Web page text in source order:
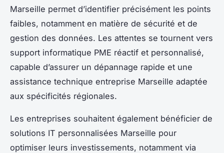
Marseille permet d’identifier précisément les points
faibles, notamment en matière de sécurité et de
gestion des données. Les attentes se tournent vers
support informatique PME réactif et personnalisé,
capable d’assurer un dépannage rapide et une
assistance technique entreprise Marseille adaptée
aux spécificités régionales.
Les entreprises souhaitent également bénéficier de
solutions IT personnalisées Marseille pour
optimiser leurs investissements, notamment via